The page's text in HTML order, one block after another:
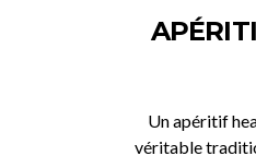
Un apéritif
véritable